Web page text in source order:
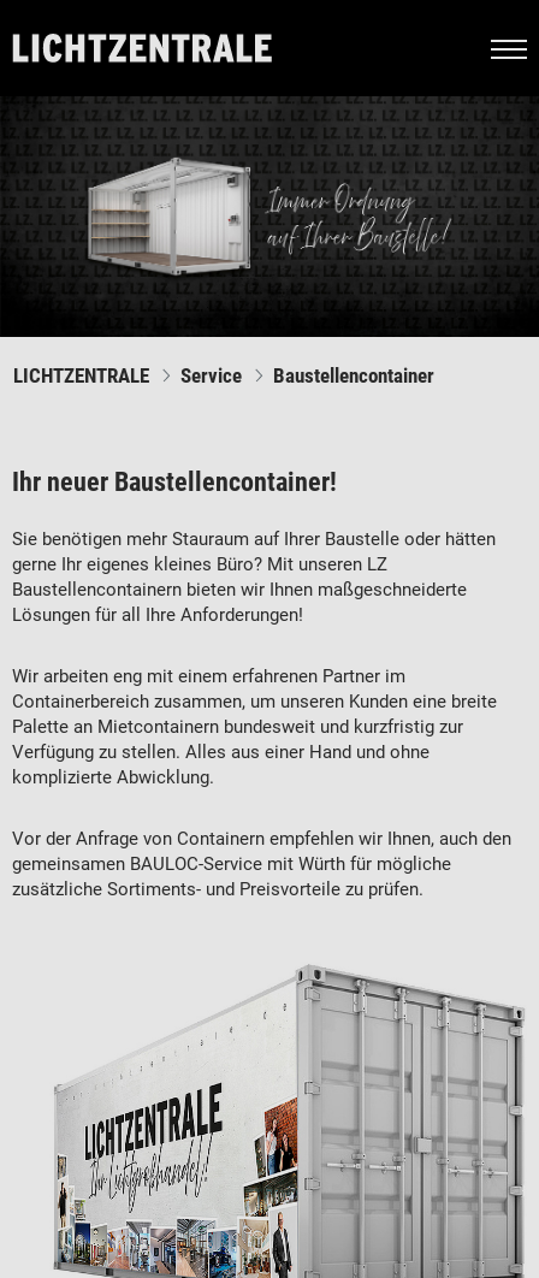
LICHTZENTRALE Service Baustellencontainer
Ihr neuer Baustellencontainer!
Sie benötigen mehr Stauraum auf Ihrer Baustelle oder hätten
gerne Ihr eigenes kleines Büro? Mit unseren LZ
Baustellencontainern bieten wir Ihnen maßgeschneiderte
Lösungen für all Ihre Anforderungen!
Wir arbeiten eng mit einem erfahrenen Partner im
Containerbereich zusammen, um unseren Kunden eine breite
Palette an Mietcontainern bundesweit und kurzfristig zur
Verfügung zu stellen. Alles aus einer Hand und ohne
komplizierte Abwicklung.
Vor der Anfrage von Containern empfehlen wir Ihnen, auch den
gemeinsamen BAULOC-Service mit Würth für mögliche
zusätzliche Sortiments- und Preisvorteile zu prüfen.